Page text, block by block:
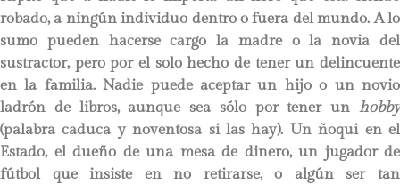
robado, a ningún individuo dentro o fuera del mundo. A lo
sumo pueden hacerse cargo la madre o la novia del
sustractor, pero por el solo hecho de tener un delincuente
en la familia. Nadie puede aceptar un hijo o un novio
ladrón de libros, aunque sea sólo por tener un hobby
(palabra caduca y noventosa si las hay). Un ñoqui en el
Estado, el dueño de una mesa de dinero, un jugador de
fútbol que insiste en no retirarse, o algún ser tan